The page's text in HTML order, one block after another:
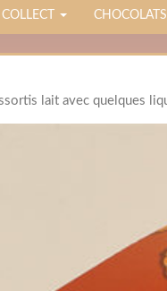
lait avec quelques